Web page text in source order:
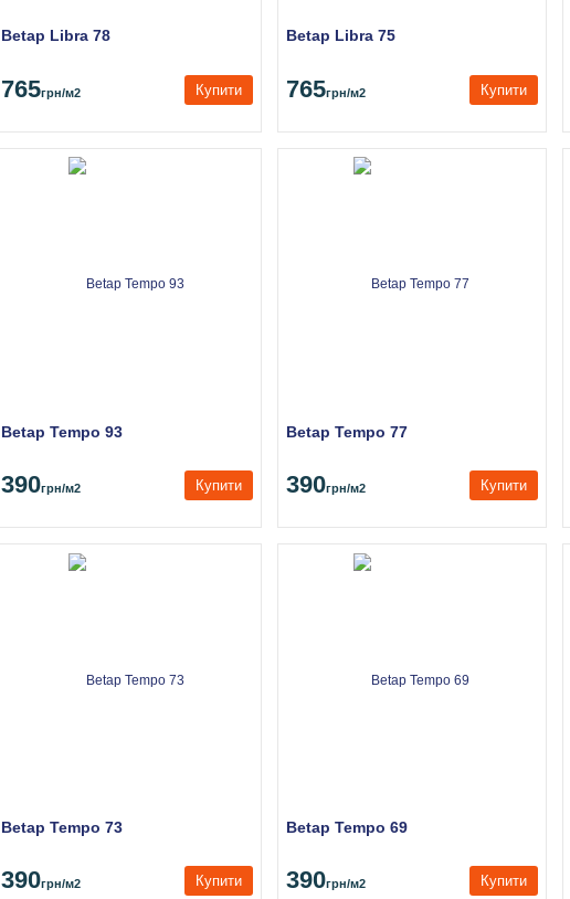
Betap Libra 78
765грн/м2 Купити
Betap Libra 75
765грн/м2 Купити
Betap Tempo 93
390грн/м2 Купити
Betap Tempo 77
390грн/м2 Купити
Betap Tempo 73
390грн/м2 Купити
Betap Tempo 69
390грн/м2 Купити